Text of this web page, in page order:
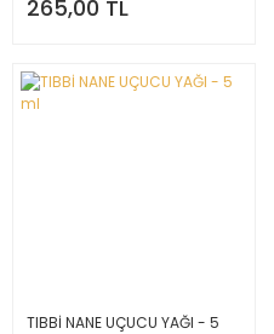
265,00 TL
TIBBİ NANE UÇUCU YAĞI - 5